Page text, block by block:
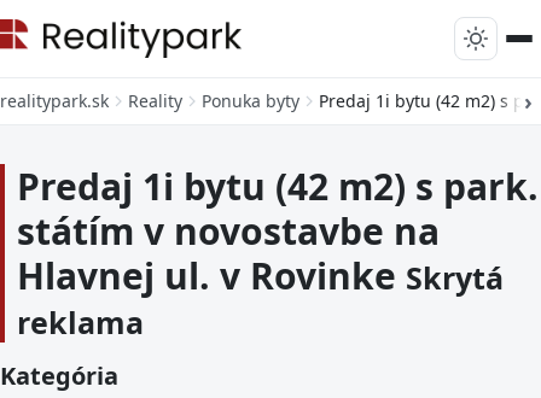
realitypark.sk Reality Ponuka byty Predaj 1i bytu (42 m2) s
Predaj 1i bytu (42 m2) s park.
státím v novostavbe na
Hlavnej ul. v Rovinke Skrytá
reklama
Kategória